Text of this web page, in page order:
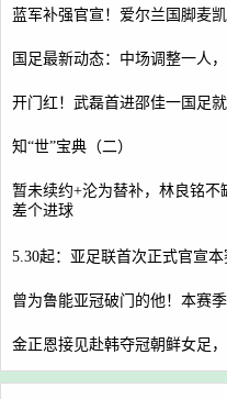
蓝军补强官宣！爱尔兰国脚麦
国足最新动态：中场调整一人
开门红！武磊首进邵佳一国足
知“世”宝典（二）
暂未续约+沦为替补，林良铭
差个进球
5.30起：亚足联首次正式官宣
曾为鲁能亚冠破门的他！本赛
金正恩接见赴韩夺冠朝鲜女足